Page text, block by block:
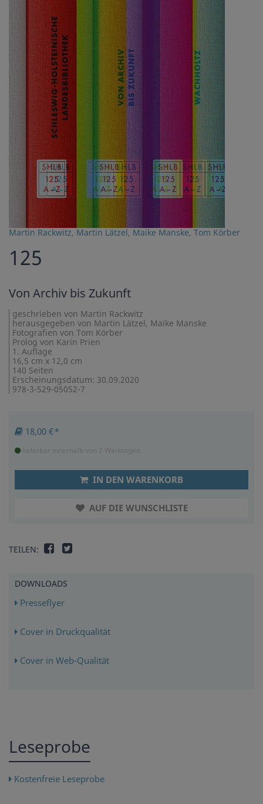
Martin Rackwitz, Martin Lätzel, Maike Manske, Tom Körber
125
Von Archiv bis Zukunft
geschrieben von Martin Rackwitz
herausgegeben von Martin Lätzel, Maike Manske
Fotografien von Tom Körber
Prolog von Karin Prien
1. Auflage
16,5 cm x 12,0 cm
140 Seiten
Erscheinungsdatum: 30.09.2020
978-3-529-05052-7
18,00 €*
lieferbar innerhalb von 2 Werktagen
IN DEN WARENKORB
AUF DIE WUNSCHLISTE
TEILEN:
DOWNLOADS
Presseflyer
Cover in Druckqualität
Cover in Web-Qualität
Leseprobe
Kostenfreie Leseprobe